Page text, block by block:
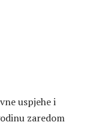
uspjehe i
zaredom